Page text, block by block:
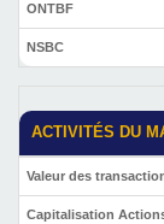
ONTBF
NSBC
ACTIVITÉS DU
Valeur des
Capitalisation